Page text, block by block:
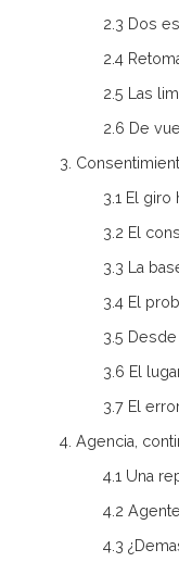
2.3 Dos
2.4
2.5 Las
2.6 De
3.
3.1 El
3.2 El
3.3 La
3.4 El
3.5
3.6 El
3.7 El
4. Agencia,
4.1 Una
4.2
4.3